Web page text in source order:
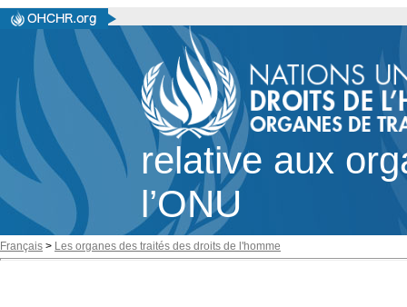
relative aux
l’ONU
Français > Les organes des traités des droits de l'homme